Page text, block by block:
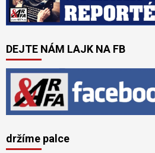
DEJTE NÁM LAJK NA FB
držíme palce